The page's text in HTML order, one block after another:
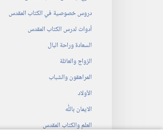
دروس خصوصية في الكتاب المقدس
أدوات لدرس الكتاب المقدس
السعادة وراحة البال
الزواج والعائلة
المراهقون والشباب
الأولاد
الايمان باللّٰه
العلم والكتاب المقدس